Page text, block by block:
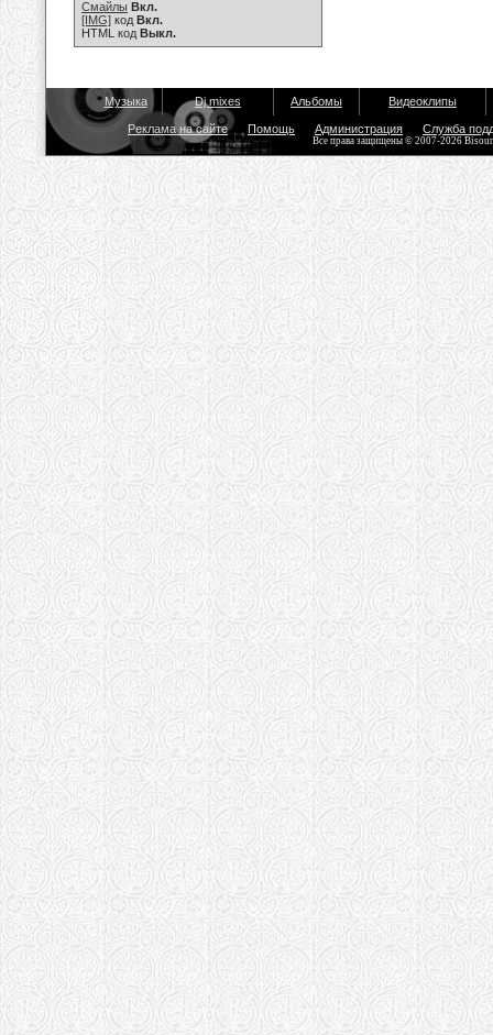
Смайлы Вкл.
[IMG] код Вкл.
HTML код Выкл.
Музыка Dj mixes Альбомы Видеоклипы
Реклама на сайте Помощь Администрация Служба
Все права защищены © 2007-2026